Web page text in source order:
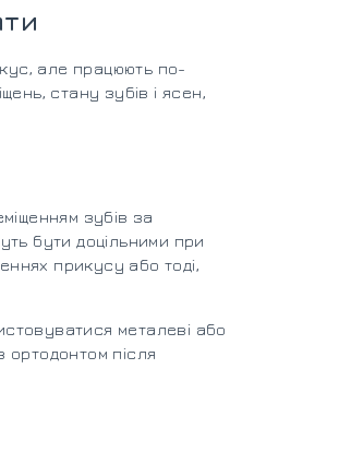
але працюють по-
стану зубів і ясен,
зубів за
бути доцільними при
прикусу або тоді,
металеві або
ортодонтом після